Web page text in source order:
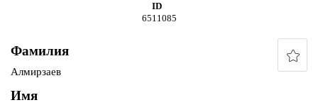
ID
6511085
Фамилия
Алмирзаев
Имя